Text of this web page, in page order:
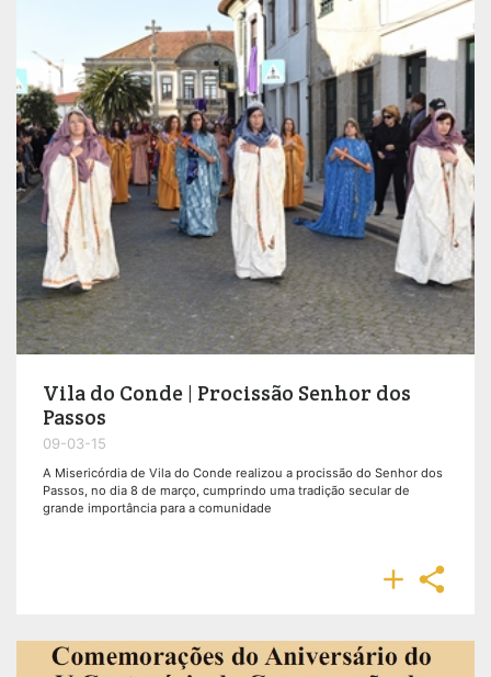
Vila do Conde | Procissão Senhor dos
Passos
09-03-15
A Misericórdia de Vila do Conde realizou a procissão do Senhor dos
Passos, no dia 8 de março, cumprindo uma tradição secular de
grande importância para a comunidade
 